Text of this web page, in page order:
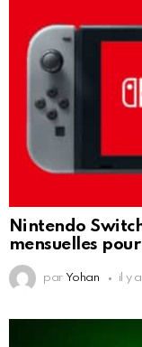
Nintendo
mensuelles
par Yohan il y